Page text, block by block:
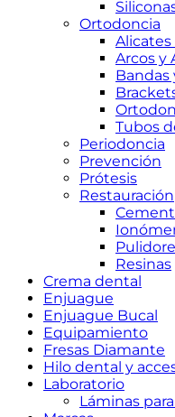
Ortodoncia
Arcos y
Bandas
Tubos
Periodoncia
Prevención
Prótesis
Restauración
Resinas
Crema dental
Enjuague
Enjuague Bucal
Equipamiento
Fresas Diamante
Hilo dental y
Laboratorio
Láminas